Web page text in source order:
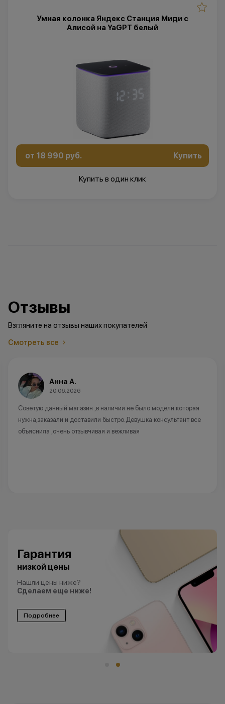
Умная колонка Яндекс Станция Миди с
Алисой на YaGPT белый
от 18 990 руб. Купить
Купить в один клик
Отзывы
Взгляните на отзывы наших покупателей
Смотреть все
Анна А.
20.06.2026
Советую данный магазин ,в наличии не было модели которая
нужна,заказали и доставили быстро.Девушка консультант все
объяснила ,очень отзывчивая и вежливая
Гарантия
низкой цены
Нашли цены ниже?
Сделаем еще ниже!
Подробнее